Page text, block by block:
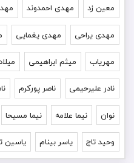
معین زد مهدی احمدوند
مهدی یراحی مهدی یغمایی
مهریاب میثم ابراهیمی
نادر علیرحیمی ناصر پورکرم
نوان نیما علامه نیما مسیحا
وحید تاج یاسر بینام یاسین